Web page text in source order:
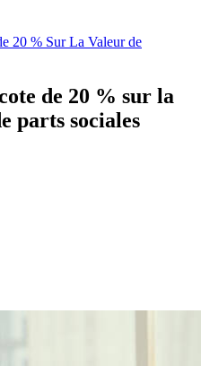
20 % Sur La Valeur de
de 20 % sur la
parts sociales